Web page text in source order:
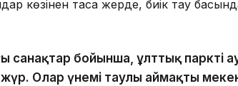
көзінен таса жерде, биік тау
санақтар бойынша, ұлттық парктің
жүр. Олар үнемі таулы аймақты